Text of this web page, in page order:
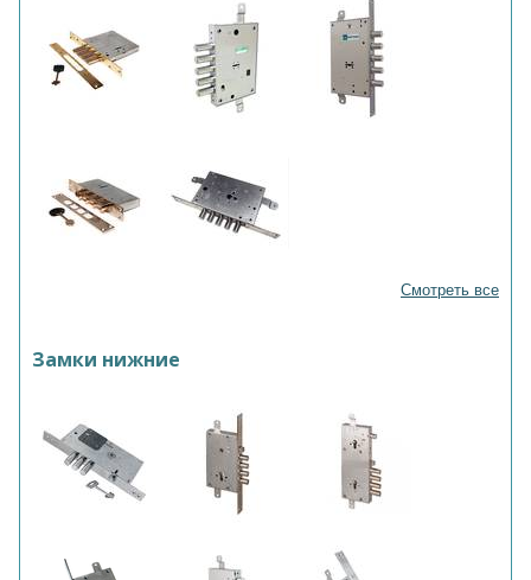
Смотреть все
Замки нижние